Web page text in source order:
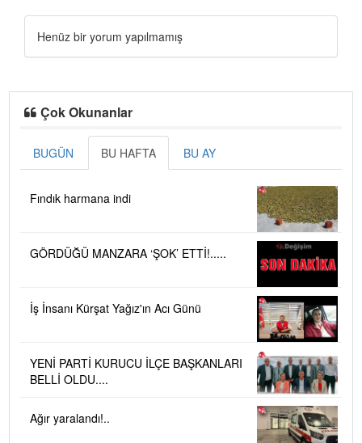
Henüz bir yorum yapılmamış
Çok Okunanlar
BUGÜN BU HAFTA BU AY
Fındık harmana indi
GÖRDÜĞÜ MANZARA ‘ŞOK’ ETTİ!.....
İş İnsanı Kürşat Yağız'ın Acı Günü
YENİ PARTİ KURUCU İLÇE BAŞKANLARI
BELLİ OLDU....
Ağır yaralandı!..